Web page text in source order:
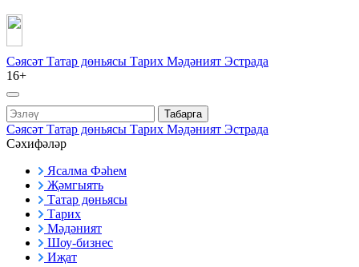
Сәясәт Татар дөньясы Тарих Мәдәният Эстрада
16+
Табарга
Сәясәт Татар дөньясы Тарих Мәдәният Эстрада
Сәхифәләр
Ясалма Фәһем
Җәмгыять
Татар дөньясы
Тарих
Мәдәният
Шоу-бизнес
Иҗат